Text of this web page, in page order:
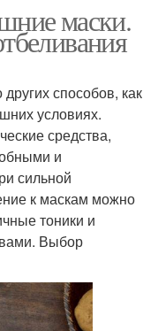
маски.
способов, как
условиях.
средства,
и
сильной
к маскам можно
тоники и
Выбор